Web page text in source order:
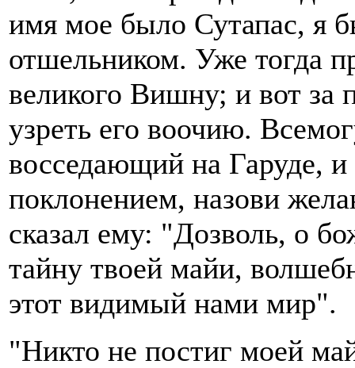
имя мое было Сутапас, я
отшельником. Уже тогда
великого Вишну; и вот за
узреть его воочию.
восседающий на Гаруде,
поклонением, назови
сказал ему: "Дозволь, о
тайну твоей майи,
этот видимый нами мир".
"Никто не постиг моей